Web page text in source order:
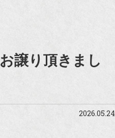
譲り頂きまし
2026.05.24